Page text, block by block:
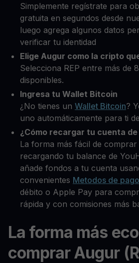
Simplemente regístrate para
gratuita en segundos desde
luego agrega algunos datos
verificar tu identidad
Elige Augur como la cripto
Selecciona REP entre más de
disponibles.
Ingresa tu Wallet Bitcoin
¿No tienes un Wallet Bitcoin?
uno automáticamente para ti
¿Cómo recargar tu cuenta de
La forma más fácil de
recargando tu balance de
añade fondos a tu cuenta
convenientes Metodos de pago
débito o Apple Pay para
rápida y con comisiones más
La forma más
comprar Augur